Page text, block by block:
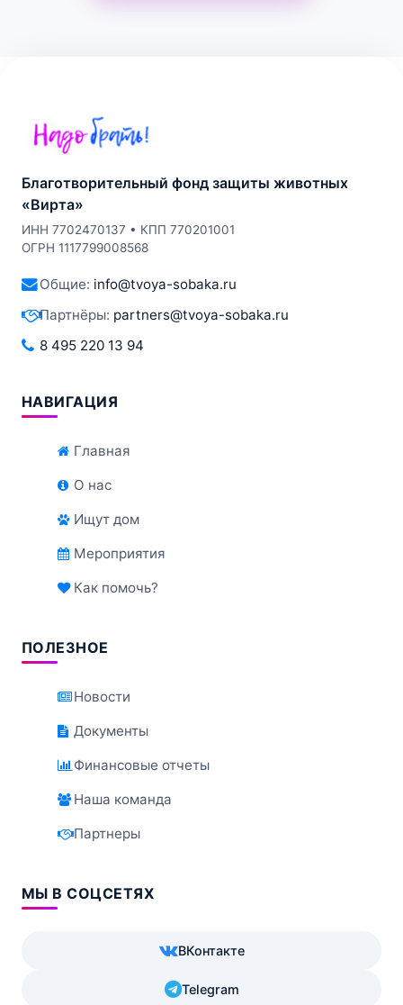
Благотворительный фонд защиты животных
«Вирта»
ИНН 7702470137 • КПП 770201001
ОГРН 1117799008568
Общие: info@tvoya-sobaka.ru
Партнёры: partners@tvoya-sobaka.ru
8 495 220 13 94
НАВИГАЦИЯ
Главная
О нас
Ищут дом
Мероприятия
Как помочь?
ПОЛЕЗНОЕ
Новости
Документы
Финансовые отчеты
Наша команда
Партнеры
МЫ В СОЦСЕТЯХ
ВКонтакте
Telegram